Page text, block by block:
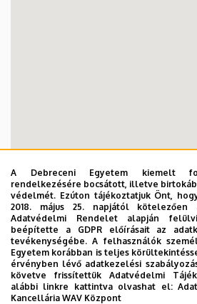
A Debreceni Egyetem kiemelt
rendelkezésére bocsátott, illetve
védelmét. Ezúton tájékoztatjuk Önt,
2018. május 25. napjától kötelezően
Adatvédelmi Rendelet alapján
beépítette a GDPR előírásait az
tevékenységébe. A felhasználók
Egyetem korábban is teljes
érvényben lévő adatkezelési
követve frissítettük Adatvédelmi
alábbi linkre kattintva olvashat el:
Kancellária WAV Központ